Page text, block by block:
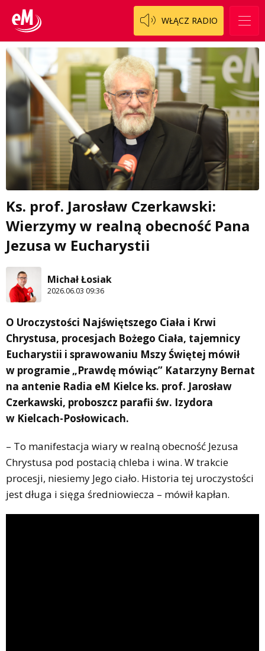
WŁĄCZ RADIO
Ks. prof. Jarosław Czerkawski:
Wierzymy w realną obecność Pana
Jezusa w Eucharystii
Michał Łosiak
2026.06.03 09:36
O Uroczystości Najświętszego Ciała i Krwi
Chrystusa, procesjach Bożego Ciała, tajemnicy
Eucharystii i sprawowaniu Mszy Świętej mówił
w programie „Prawdę mówiąc” Katarzyny Bernat
na antenie Radia eM Kielce ks. prof. Jarosław
Czerkawski, proboszcz parafii św. Izydora
w Kielcach-Posłowicach.
– To manifestacja wiary w realną obecność Jezusa
Chrystusa pod postacią chleba i wina. W trakcie
procesji, niesiemy Jego ciało. Historia tej uroczystości
jest długa i sięga średniowiecza – mówił kapłan.